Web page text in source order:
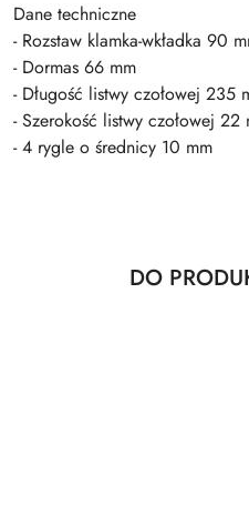
Dane techniczne
- Rozstaw klamka-wkładka 90
- Dormas 66 mm
- Długość listwy czołowej 235
- Szerokość listwy czołowej 22
- 4 rygle o średnicy 10 mm
Pomiń karuzelę
Produkty
DO